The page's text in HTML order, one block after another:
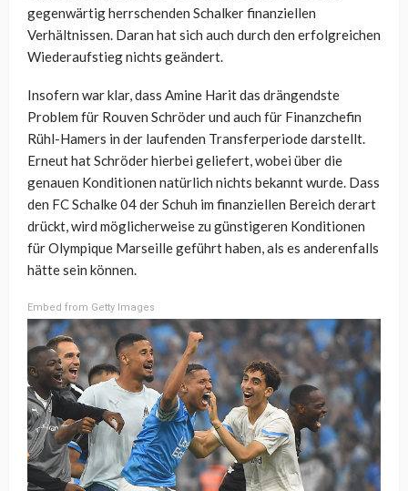
gegenwärtig herrschenden Schalker finanziellen
Verhältnissen. Daran hat sich auch durch den erfolgreichen
Wiederaufstieg nichts geändert.
Insofern war klar, dass Amine Harit das drängendste
Problem für Rouven Schröder und auch für Finanzchefin
Rühl-Hamers in der laufenden Transferperiode darstellt.
Erneut hat Schröder hierbei geliefert, wobei über die
genauen Konditionen natürlich nichts bekannt wurde. Dass
den FC Schalke 04 der Schuh im finanziellen Bereich derart
drückt, wird möglicherweise zu günstigeren Konditionen
für Olympique Marseille geführt haben, als es anderenfalls
hätte sein können.
Embed from Getty Images